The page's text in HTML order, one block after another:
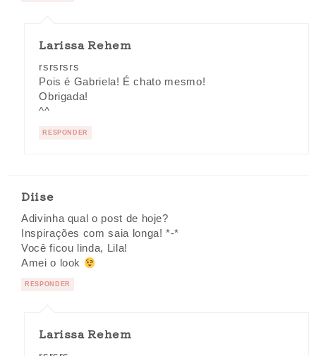
Larissa Rehem
rsrsrsrs
Pois é Gabriela! É chato mesmo!
Obrigada!
^^
RESPONDER
Diise
Adivinha qual o post de hoje?
Inspirações com saia longa! *-*
Você ficou linda, Lila!
Amei o look
RESPONDER
Larissa Rehem